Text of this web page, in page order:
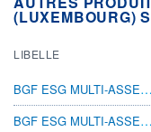
(LUXEMBOURG)
LIBELLE
BGF ESG MULTI-ASSET A10 CNH H
BGF ESG MULTI-ASSET D2 USD H